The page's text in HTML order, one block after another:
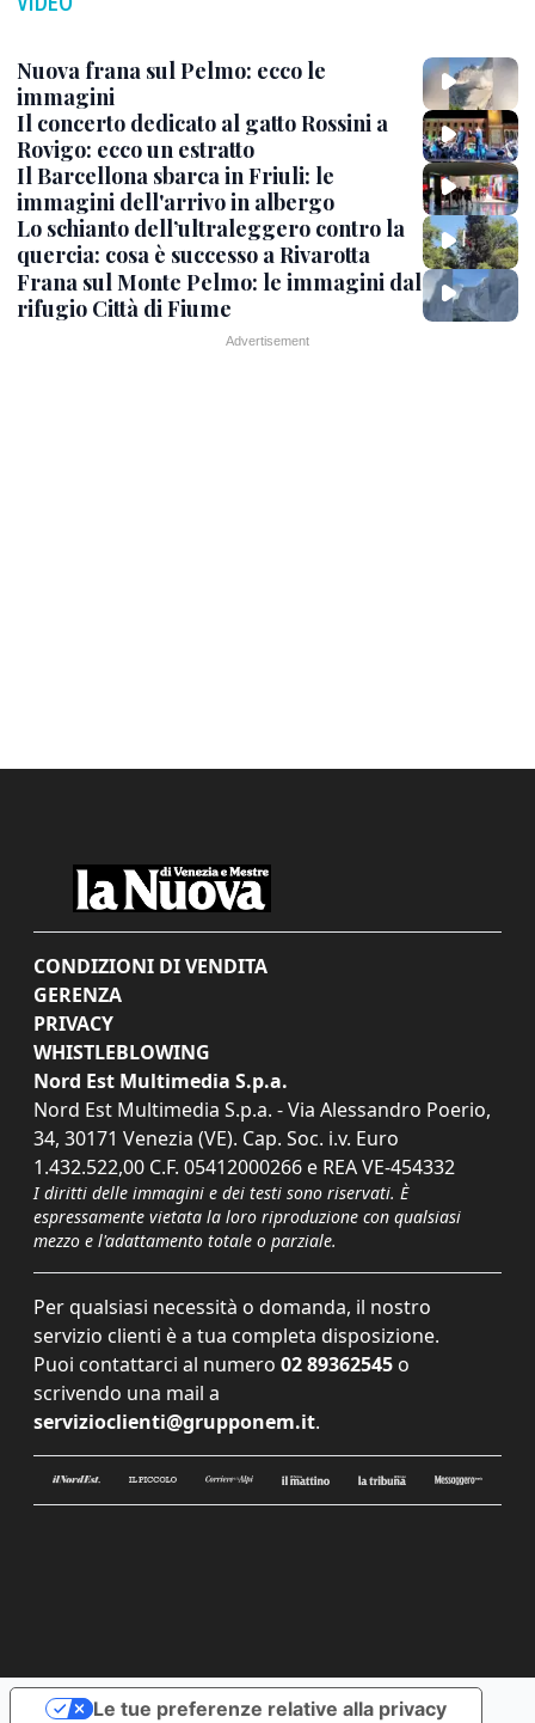
Nuova frana sul Pelmo: ecco le
immagini
Il concerto dedicato al gatto Rossini a
Rovigo: ecco un estratto
Il Barcellona sbarca in Friuli: le
immagini dell'arrivo in albergo
Lo schianto dell’ultraleggero contro la
quercia: cosa è successo a Rivarotta
Frana sul Monte Pelmo: le immagini dal
rifugio Città di Fiume
CONDIZIONI DI VENDITA
GERENZA
PRIVACY
WHISTLEBLOWING
Nord Est Multimedia S.p.a.
Nord Est Multimedia S.p.a. - Via Alessandro Poerio,
34, 30171 Venezia (VE). Cap. Soc. i.v. Euro
1.432.522,00 C.F. 05412000266 e REA VE-454332
I diritti delle immagini e dei testi sono riservati. È
espressamente vietata la loro riproduzione con qualsiasi
mezzo e l'adattamento totale o parziale.
Per qualsiasi necessità o domanda, il nostro
servizio clienti è a tua completa disposizione.
Puoi contattarci al numero 02 89362545 o
scrivendo una mail a
servizioclienti@grupponem.it.
Le tue preferenze relative alla privacy